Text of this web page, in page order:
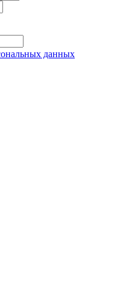
данных